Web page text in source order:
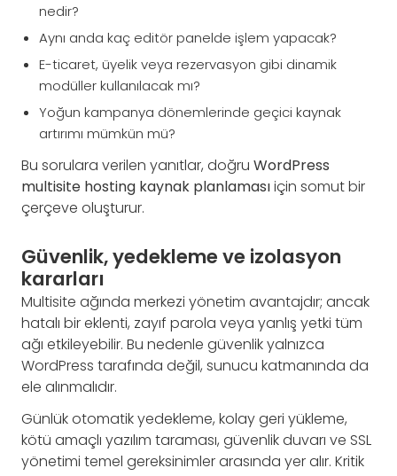
nedir?
Aynı anda kaç editör panelde işlem yapacak?
E-ticaret, üyelik veya rezervasyon gibi dinamik
modüller kullanılacak mı?
Yoğun kampanya dönemlerinde geçici kaynak
artırımı mümkün mü?
Bu sorulara verilen yanıtlar, doğru WordPress
multisite hosting kaynak planlamasıiçin somut bir
çerçeve oluşturur.
Güvenlik, yedekleme ve izolasyon
kararları
Multisite ağında merkezi yönetim avantajdır; ancak
hatalı bir eklenti, zayıf parola veya yanlış yetki tüm
ağı etkileyebilir. Bu nedenle güvenlik yalnızca
WordPress tarafında değil, sunucu katmanında da
ele alınmalıdır.
Günlük otomatik yedekleme, kolay geri yükleme,
kötü amaçlı yazılım taraması, güvenlik duvarı ve SSL
yönetimi temel gereksinimler arasında yer alır. Kritik